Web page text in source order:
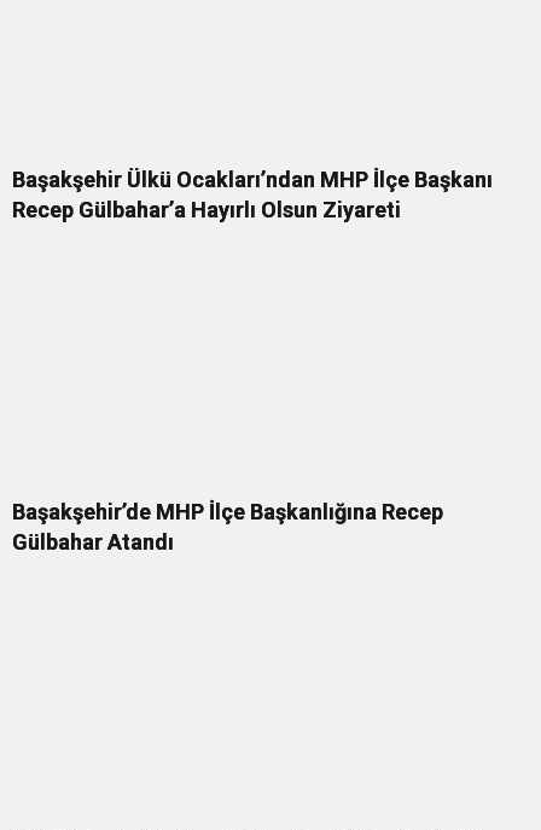
Başakşehir Ülkü Ocakları’ndan MHP İlçe Başkanı
Recep Gülbahar’a Hayırlı Olsun Ziyareti
Başakşehir’de MHP İlçe Başkanlığına Recep
Gülbahar Atandı